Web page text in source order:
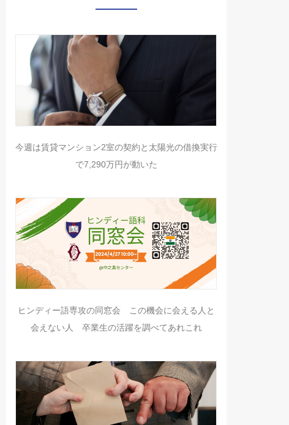
今週は賃貸マンション2室の契約と太陽光の借換実行
で7,290万円が動いた
ヒンディー語専攻の同窓会 この機会に会える人と
会えない人 卒業生の活躍を調べてあれこれ